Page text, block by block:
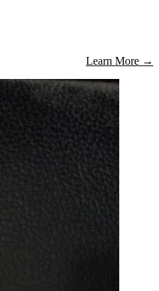
Learn More →